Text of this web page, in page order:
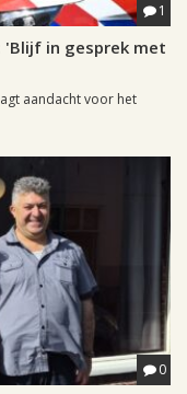
1
'Blijf in gesprek met
aandacht voor het
0